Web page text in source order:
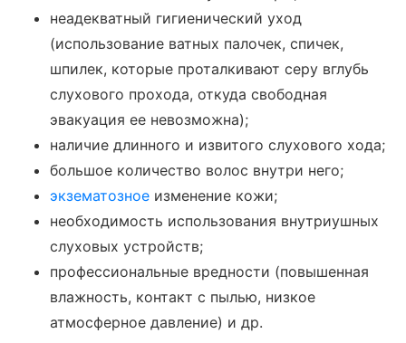
неадекватный гигиенический уход
(использование ватных палочек, спичек,
шпилек, которые проталкивают серу вглубь
слухового прохода, откуда свободная
эвакуация ее невозможна);
наличие длинного и извитого слухового хода;
большое количество волос внутри него;
экзематозное изменение кожи;
необходимость использования внутриушных
слуховых устройств;
профессиональные вредности (повышенная
влажность, контакт с пылью, низкое
атмосферное давление) и др.